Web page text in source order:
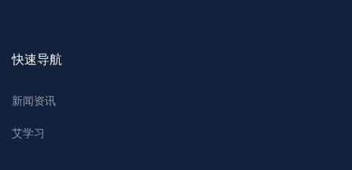
快速导航
新闻资讯
艾学习